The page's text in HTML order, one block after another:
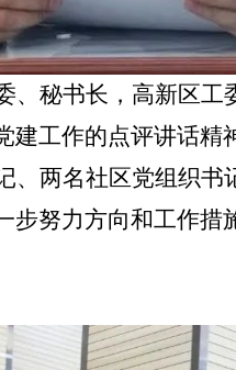
、秘书长，高新区工
工作的点评讲话精
、两名社区党组织
步努力方向和工作